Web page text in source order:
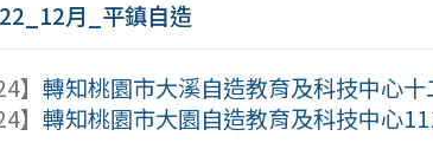
月_平鎮自造
】轉知桃園市大溪自造教育及科技中心
】轉知桃園市大園自造教育及科技中心